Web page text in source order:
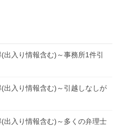
入り情報含む)～事務所1件引
出入り情報含む)～引越しなしが
出入り情報含む)～多くの弁理士